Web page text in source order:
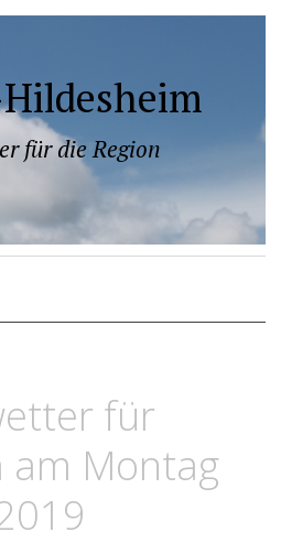
für die Region
für
am Montag